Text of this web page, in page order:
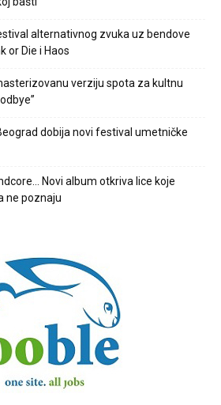
alternativnog zvuka uz bendove
or Die i Haos
verziju spota za kultnu
dobija novi festival umetničke
Novi album otkriva lice koje
ne poznaju